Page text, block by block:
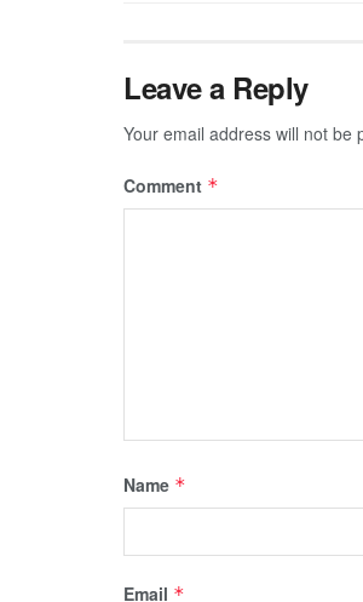
Leave a Reply
Your email address will not be
Comment *
Name *
Email *